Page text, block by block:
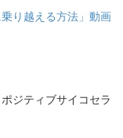
り越える方法」動画
ジティブサイコセラ